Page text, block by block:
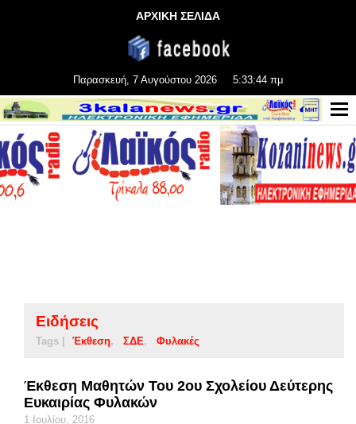
ΑΡΧΙΚΗ ΣΕΛΙΔΑ
Παρασκευή, 7 Αυγούστου 2026 5:33:44 πμ
Ειδήσεις
Tags | Έκθεση ΣΔΕ Φυλακές
Έκθεση Μαθητών Του 2ου Σχολείου Δεύτερης
Ευκαιρίας Φυλακών
1 Ιουλίου, 2016